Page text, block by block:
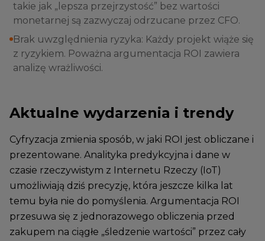
takie jak „lepsza przejrzystość” bez wartości
monetarnej są zazwyczaj odrzucane przez CFO.
Brak uwzględnienia ryzyka: Każdy projekt wiąże się
z ryzykiem. Poważna argumentacja ROI zawiera
analizę wrażliwości.
Aktualne wydarzenia i trendy
Cyfryzacja zmienia sposób, w jaki ROI jest obliczane i
prezentowane. Analityka predykcyjna i dane w
czasie rzeczywistym z Internetu Rzeczy (IoT)
umożliwiają dziś precyzję, która jeszcze kilka lat
temu była nie do pomyślenia. Argumentacja ROI
przesuwa się z jednorazowego obliczenia przed
zakupem na ciągłe „śledzenie wartości” przez cały